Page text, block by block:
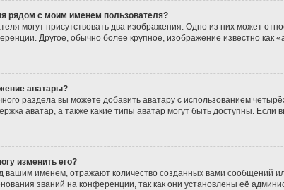
рядом с моим именем пользователя?
могут присутствовать два изображения. Одно из них может
Другое, обычно более крупное, изображение известно как
аватары?
раздела вы можете добавить аватару с использованием
аватар, а также какие типы аватар могут быть доступны.
изменить его?
вашим именем, отражают количество созданных вами сообщений
званий на конференции, так как они установлены её